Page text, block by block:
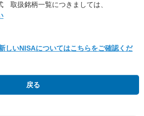
取扱銘柄一覧につきましては、
しいNISAについてはこちらをご確認くだ
戻る